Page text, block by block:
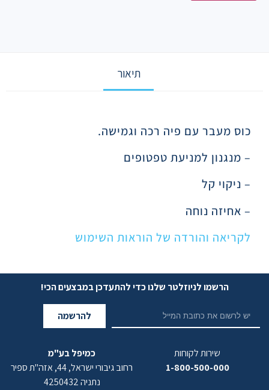
תיאור
כוס מעבר עם פיה רכה וגמישה.
– מנגנון למניעת טפטופים
– ניקוי קל
– אחיזה נוחה
לקריאה והורדה של הוראות השימוש
הרשמו לניוזלטר שלנו כדי להתעדכן במבצעים הכי!
להרשמה
שירות לקוחות
1-800-500-000
כמיפל בע"מ
רחוב גיבורי ישראל, 44, אזה"ת ספיר
נתניה 4250432